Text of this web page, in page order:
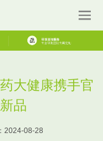
大健康携手官
品
2024-08-28